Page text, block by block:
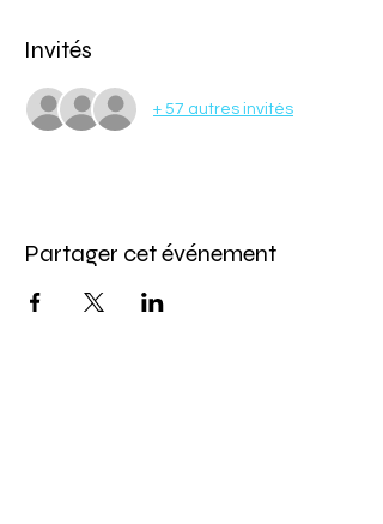
Invités
+ 57 autres invités
Partager cet événement